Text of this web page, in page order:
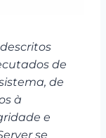
de
de
à
e
se